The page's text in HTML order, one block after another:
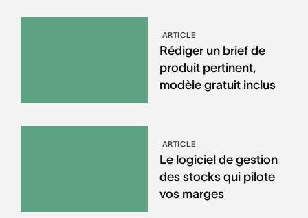
ARTICLE
Rédiger un brief de
produit pertinent,
modèle gratuit inclus
ARTICLE
Le logiciel de gestion
des stocks qui pilote
vos marges